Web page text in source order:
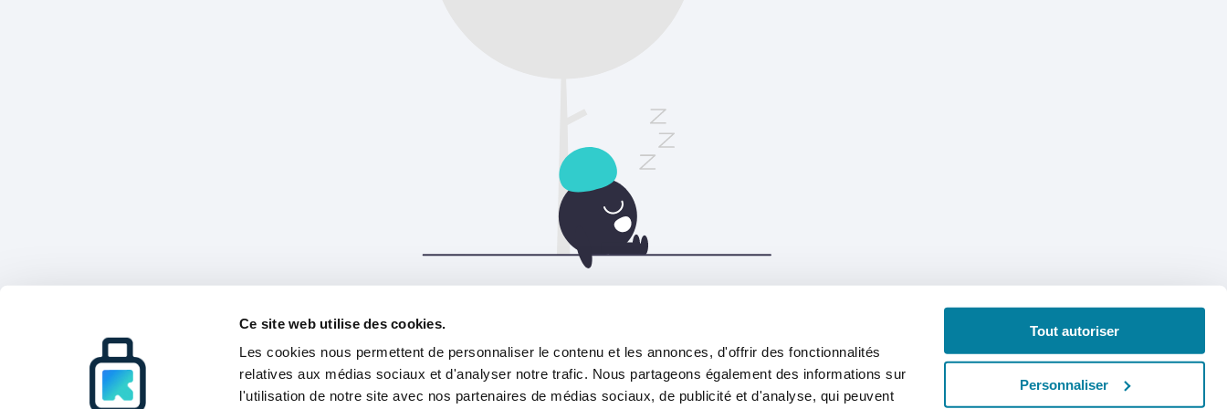
Ce site web utilise des cookies.
Les cookies nous permettent de personnaliser le contenu et les annonces, d'offrir des fonctionnalités
relatives aux médias sociaux et d'analyser notre trafic. Nous partageons également des informations sur
l'utilisation de notre site avec nos partenaires de médias sociaux, de publicité et d'analyse, qui peuvent
Tout autoriser
Personnaliser
Rafraîchir